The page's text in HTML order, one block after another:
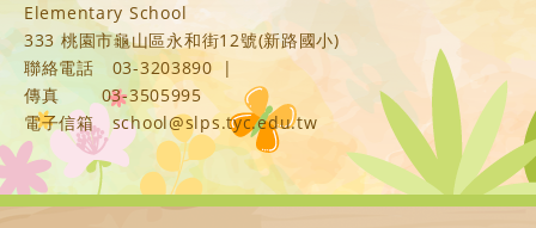
Elementary School
333 桃園市龜山區永和街12號(新路國小)
聯絡電話
03-3203890
|
傳真
03-3505995
電子信箱
school@slps.tyc.edu.tw